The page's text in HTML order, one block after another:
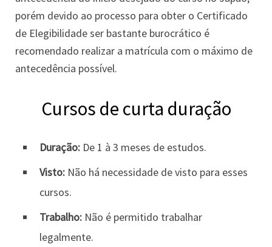
porém devido ao processo para obter o Certificado
de Elegibilidade ser bastante burocrático é
recomendado realizar a matrícula com o máximo de
antecedência possível.
Cursos de curta duração
Duração: De 1 à 3 meses de estudos.
Visto: Não há necessidade de visto para esses
cursos.
Trabalho: Não é permitido trabalhar
legalmente.